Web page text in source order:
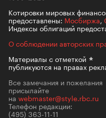
Котировки мировых
предоставлены: Мосбиржа,
Индексы облигаций
О соблюдении авторских
Материалы сотметкой
публикуются на правах
Все замечания и пожелания
присылайте
на webmaster@style.rbc.ru
Телефон редакции:
(495) 363-11-11